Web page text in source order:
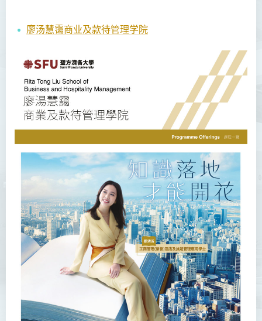
廖汤慧霭商业及款待管理学院